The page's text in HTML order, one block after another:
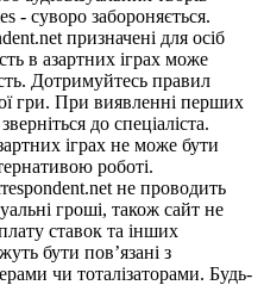
- суворо забороняється.
призначені для осіб
в азартних іграх може
Дотримуйтесь правил
гри. При виявленні перших
до спеціаліста.
іграх не може бути
роботі.
не проводить
гроші, також сайт не
ставок та інших
бути пов’язані з
чи тоталізаторами. Будь-